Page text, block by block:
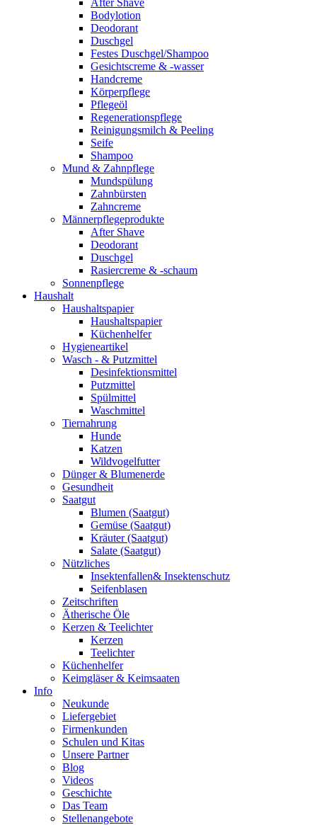
After Shave
Bodylotion
Deodorant
Duschgel
Festes Duschgel/Shampoo
Gesichtscreme & -wasser
Handcreme
Körperpflege
Pflegeöl
Regenerationspflege
Reinigungsmilch & Peeling
Seife
Shampoo
Mund & Zahnpflege
Mundspülung
Zahnbürsten
Zahncreme
Männerpflegeprodukte
After Shave
Deodorant
Duschgel
Rasiercreme & -schaum
Sonnenpflege
Haushalt
Haushaltspapier
Haushaltspapier
Küchenhelfer
Hygieneartikel
Wasch - & Putzmittel
Desinfektionsmittel
Putzmittel
Spülmittel
Waschmittel
Tiernahrung
Hunde
Katzen
Wildvogelfutter
Dünger & Blumenerde
Gesundheit
Saatgut
Blumen (Saatgut)
Gemüse (Saatgut)
Kräuter (Saatgut)
Salate (Saatgut)
Nützliches
Insektenfallen& Insektenschutz
Seifenblasen
Zeitschriften
Ätherische Öle
Kerzen & Teelichter
Kerzen
Teelichter
Küchenhelfer
Keimgläser & Keimsaaten
Info
Neukunde
Liefergebiet
Firmenkunden
Schulen und Kitas
Unsere Partner
Blog
Videos
Geschichte
Das Team
Stellenangebote